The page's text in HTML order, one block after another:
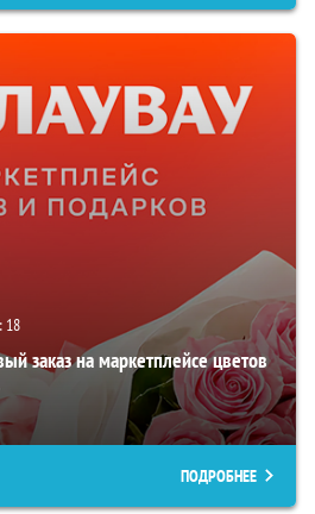
18
заказ на маркетплейсе цветов
ПОДРОБНЕЕ